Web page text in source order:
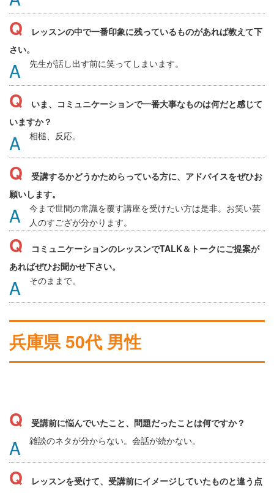
レッスンの中で一番印象に残っているものがあれば教えて下
さい。
先生が話し出す前に笑ってしまいます。
いま、コミュニケーションで一番大事なものは何だと感じて
いますか？
相槌、反応。
受講するかどうかためらっている方に、アドバイスをぜひお
願いします。
今まで世間の常識を覆す講座を受けたい方は是非。お笑い芸
人のすござが分かります。
コミュニケーションのレッスンでTALK＆トークにご提案が
あればぜひお聞かせ下さい。
そのままで。
兵庫県 50代 男性
受講前に悩んでいたこと、問題だったことは何ですか？
雑談のネタが分からない。会話が続かない。
レッスンを受けて、受講前にイメージしていたものと違う点